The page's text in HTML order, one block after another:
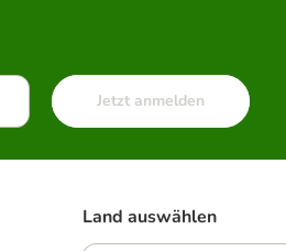
Jetzt anmelden
Land auswählen